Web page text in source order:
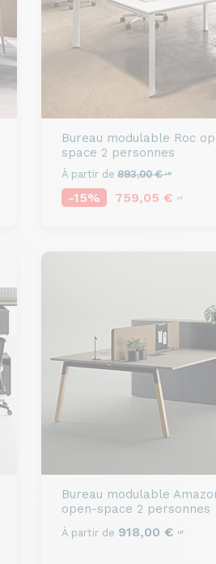
vos Options
Bureau modulable Roc
space 2 personnes
À partir de 893,00 €HT
-15% 759,05 € HT
Bureau modulable
open-space 2 personnes
À partir de 918,00 € HT